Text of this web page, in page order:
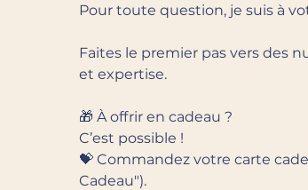
Pour toute question, je suis à
Faites le premier pas vers des
et expertise.
🎁 À offrir en cadeau ?
C’est possible !
💝 Commandez votre carte
Cadeau").